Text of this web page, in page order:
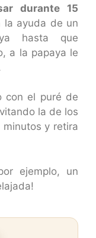
durante 15
ayuda de un
hasta que
a la papaya le
con el puré de
la de los
y retira
ejemplo, un